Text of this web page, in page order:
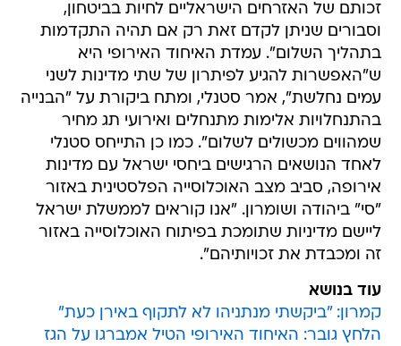
זכותם של האזרחים הישראליים לחיות בביטחון,
וסבורים שניתן לקדם זאת רק אם תהיה התקדמות
בתהליך השלום". עמדת האיחוד האירופי היא
ש"האפשרות להגיע לפיתרון של שתי מדינות לשני
עמים נחלשת", אמר סטנלי, ומתח ביקורת על "הבנייה
בהתנחלויות אלימות מתנחלים ואירועי תג מחיר
שמהווים מכשולים לשלום". כמו כן התייחס סטנלי
לאחד הנושאים הרגישים ביחסי ישראל עם מדינות
אירופה, סביב מצב האוכלוסייה הפלסטינית באזור
"סי" ביהודה ושומרון. "אנו קוראים לממשלת ישראל
ליישם מדיניות שתומכת בפיתוח האוכלוסייה באזור
זה ומכבדת את זכויותיהם".
עוד בנושא
קמרון: "ביקשתי מנתניהו לא לתקוף באירן כעת"
הלחץ גובר: האיחוד האירופי הטיל אמברגו על הגז